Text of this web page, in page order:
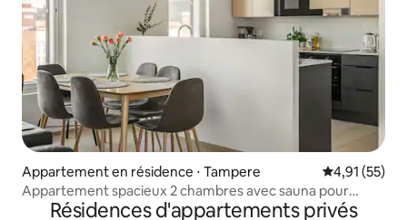
Appartement en résidence ⋅ Tampere Évaluation
4,91 (55)
Appartement spacieux 2 chambres avec sauna pour
6 personnes | Tampere
Résidences d'appartements privés